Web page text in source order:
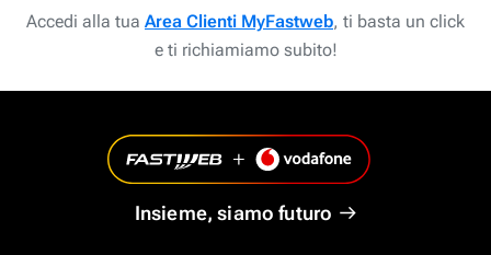
Accedi alla tua Area Clienti MyFastweb, ti basta un click
e ti richiamiamo subito!
Insieme, siamo futuro